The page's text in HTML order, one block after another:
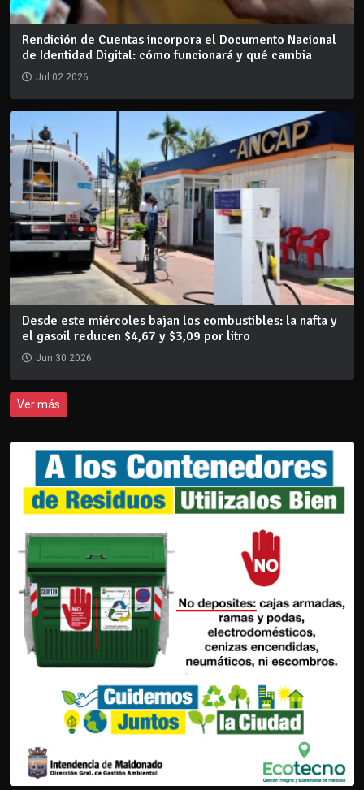
Rendición de Cuentas incorpora el Documento Nacional
de Identidad Digital: cómo funcionará y qué cambia
Jul 02 2026
Desde este miércoles bajan los combustibles: la nafta y
el gasoil reducen $4,67 y $3,09 por litro
Jun 30 2026
Ver más